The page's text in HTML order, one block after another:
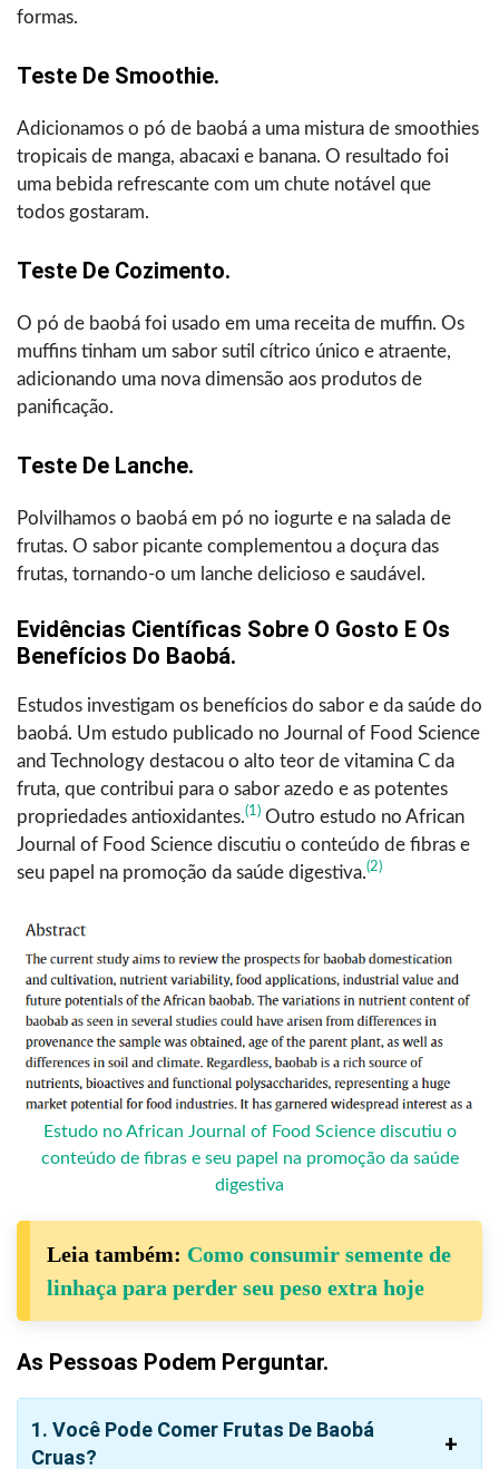
formas.
Teste De Smoothie.
Adicionamos o pó de baobá a uma mistura de smoothies
tropicais de manga, abacaxi e banana. O resultado foi
uma bebida refrescante com um chute notável que
todos gostaram.
Teste De Cozimento.
O pó de baobá foi usado em uma receita de muffin. Os
muffins tinham um sabor sutil cítrico único e atraente,
adicionando uma nova dimensão aos produtos de
panificação.
Teste De Lanche.
Polvilhamos o baobá em pó no iogurte e na salada de
frutas. O sabor picante complementou a doçura das
frutas, tornando-o um lanche delicioso e saudável.
Evidências Científicas Sobre O Gosto E Os
Benefícios Do Baobá.
Estudos investigam os benefícios do sabor e da saúde do
baobá. Um estudo publicado no Journal of Food Science
and Technology destacou o alto teor de vitamina C da
fruta, que contribui para o sabor azedo e as potentes
propriedades antioxidantes.(1) Outro estudo no African
Journal of Food Science discutiu o conteúdo de fibras e
seu papel na promoção da saúde digestiva.(2)
Estudo no African Journal of Food Science discutiu o
conteúdo de fibras e seu papel na promoção da saúde
digestiva
Leia também: Como consumir semente de
linhaça para perder seu peso extra hoje
As Pessoas Podem Perguntar.
1. Você Pode Comer Frutas De Baobá
Cruas?